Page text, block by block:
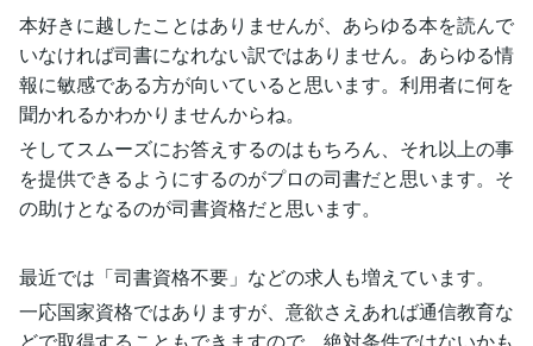
本好きに越したことはありませんが、あらゆる本を読んで
いなければ司書になれない訳ではありません。あらゆる情
報に敏感である方が向いていると思います。利用者に何を
聞かれるかわかりませんからね。
そしてスムーズにお答えするのはもちろん、それ以上の事
を提供できるようにするのがプロの司書だと思います。そ
の助けとなるのが司書資格だと思います。
最近では「司書資格不要」などの求人も増えています。
一応国家資格ではありますが、意欲さえあれば通信教育な
どで取得することもできますので、絶対条件ではないかも